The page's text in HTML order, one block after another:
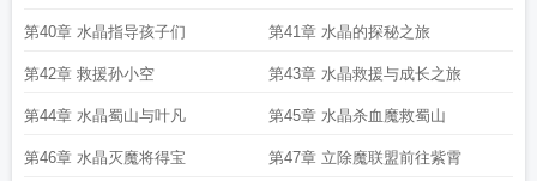
讲
第40章 水晶指导孩子们 第41章 水晶的探秘之旅
第42章 救援孙小空 第43章 水晶救援与成长之旅
第44章 水晶蜀山与叶凡 第45章 水晶杀血魔救蜀山
第46章 水晶灭魔将得宝 第47章 立除魔联盟前往紫霄